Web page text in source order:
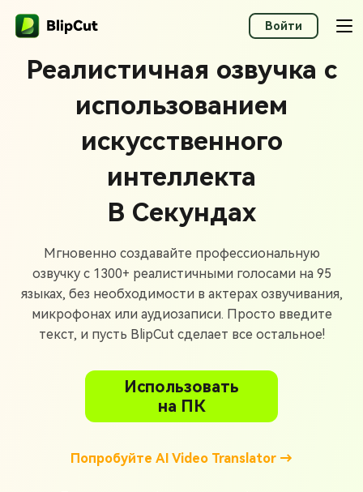
Войти
Реалистичная озвучка с
использованием
искусственного
интеллекта
В Секундах
Мгновенно создавайте профессиональную
озвучку с 1300+ реалистичными голосами на 95
языках, без необходимости в актерах озвучивания,
микрофонах или аудиозаписи. Просто введите
текст, и пусть BlipCut сделает все остальное!
Использовать
на ПК
Попробуйте AI Video Translator →